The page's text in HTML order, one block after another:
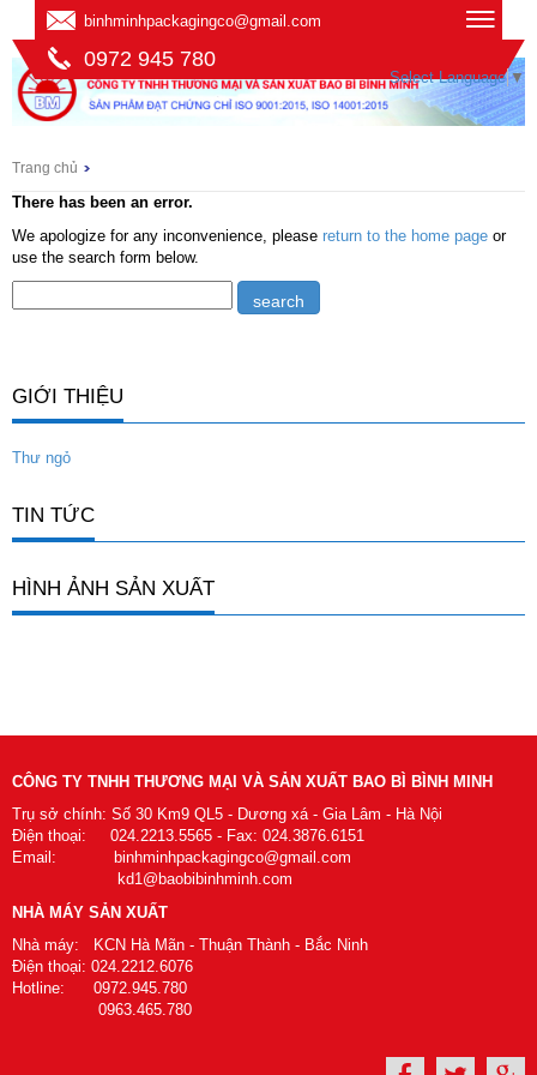
binhminhpackagingco@gmail.com
0972 945 780
Select Language ▼
Trang chủ
There has been an error.
We apologize for any inconvenience, please return to the home page or
use the search form below.
GIỚI THIỆU
Thư ngỏ
TIN TỨC
HÌNH ẢNH SẢN XUẤT
CÔNG TY TNHH THƯƠNG MẠI VÀ SẢN XUẤT BAO BÌ BÌNH MINH
Trụ sở chính: Số 30 Km9 QL5 - Dương xá - Gia Lâm - Hà Nội
Điện thoại: 024.2213.5565 - Fax: 024.3876.6151
Email: binhminhpackagingco@gmail.com
kd1@baobibinhminh.com
NHÀ MÁY SẢN XUẤT
Nhà máy: KCN Hà Mãn - Thuận Thành - Bắc Ninh
Điện thoại: 024.2212.6076
Hotline: 0972.945.780
0963.465.780